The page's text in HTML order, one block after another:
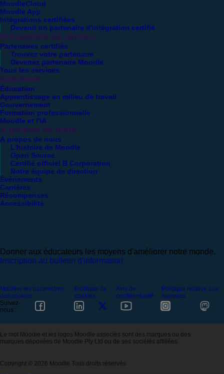
MoodleCloud
Moodle App
Intégrations certifiées
Devenir un partenaire d'intégration certifié
Prestations de service
Partenaires certifiés
Trouvez votre partenaire
Devenez partenaire Moodle
Tous les services
Solutions
Éducation
Apprentissage en milieu de travail
Gouvernement
Formation professionnelle
Moodle et l'IA
À propos de nous
À propos de nous
L'histoire de Moodle
Open Source
Certifié officiel B Corporation
Notre équipe de direction
Événements
Carrières
Récompenses
Accessibilité
Donner aux éducateurs les moyens d'améliorer notre monde.
Inscription au bulletin d'information
Modifier les paramètres
des cookies
Politique de
cookies
Avis de
confidentialité
Politique relative aux
marques
Suivez-
nous :
Le mot Moodle et les logos Moodle associés sont des marques ou des
marques déposées de Moodle Pty Ltd ou de ses sociétés affiliées.
Copyright © 2026 Moodle Tous droits réservés